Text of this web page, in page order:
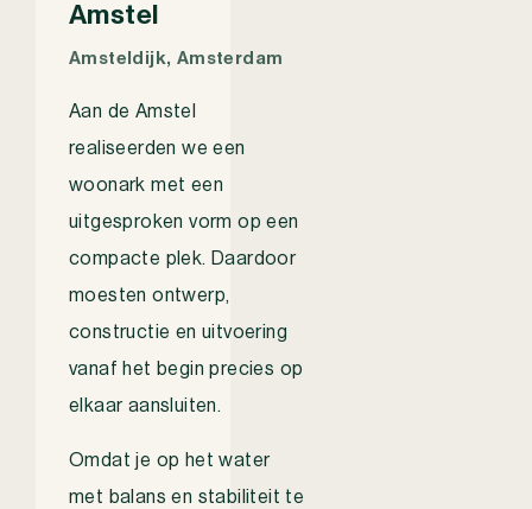
Amstel
Amsteldijk, Amsterdam
Aan de Amstel
realiseerden we een
woonark met een
uitgesproken vorm op een
compacte plek. Daardoor
moesten ontwerp,
constructie en uitvoering
vanaf het begin precies op
elkaar aansluiten.
Omdat je op het water
met balans en stabiliteit te